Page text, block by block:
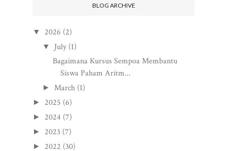
BLOG ARCHIVE
▼ 2026 (2)
▼ July (1)
Bagaimana Kursus Sempoa Membantu
Siswa Paham Aritm...
► March (1)
► 2025 (6)
► 2024 (7)
► 2023 (7)
► 2022 (30)